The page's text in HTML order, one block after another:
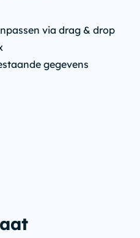
via drag & drop
gegevens